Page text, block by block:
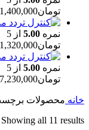
تومان1,400,000
نمره 5.00 از 5
تومان1,320,000
نمره 5.00 از 5
تومان7,230,000
خانه محصولات
Showing all 11 results